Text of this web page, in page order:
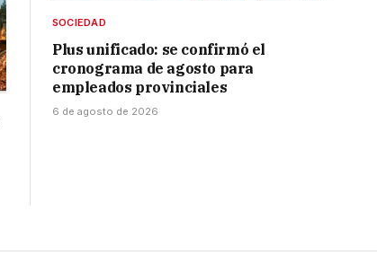
SOCIEDAD
Plus unificado: se confirmó el
cronograma de agosto para
empleados provinciales
6 de agosto de 2026